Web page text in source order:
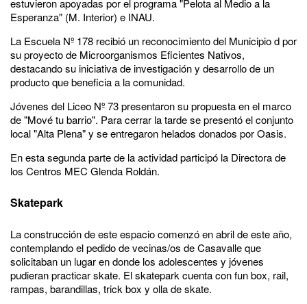
Esperanza" (M. Interior) e INAU.
La Escuela Nº 178 recibió un reconocimiento del Municipio d por
su proyecto de Microorganismos Eficientes Nativos,
destacando su iniciativa de investigación y desarrollo de un
producto que beneficia a la comunidad.
Jóvenes del Liceo Nº 73 presentaron su propuesta en el marco
de "Mové tu barrio". Para cerrar la tarde se presentó el conjunto
local "Alta Plena" y se entregaron helados donados por Oasis.
En esta segunda parte de la actividad participó la Directora de
los Centros MEC Glenda Roldán.
Skatepark
La construcción de este espacio comenzó en abril de este año,
contemplando el pedido de vecinas/os de Casavalle que
solicitaban un lugar en donde los adolescentes y jóvenes
pudieran practicar skate. El skatepark cuenta con fun box, rail,
rampas, barandillas, trick box y olla de skate.